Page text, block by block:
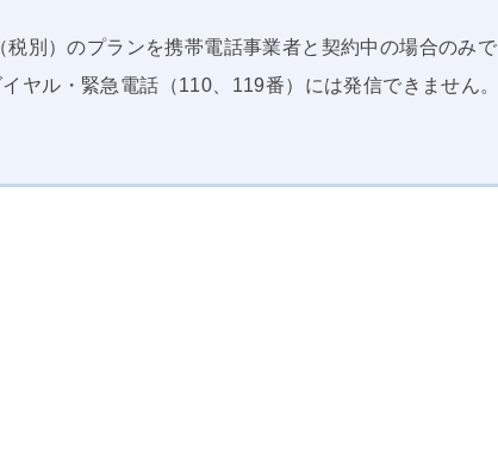
別）のプランを携帯電話事業者と契約中の場合のみで
ヤル・緊急電話（110、119番）には発信できません。